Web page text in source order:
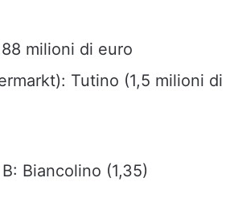
milioni di euro
Tutino (1,5 milioni di
Biancolino (1,35)